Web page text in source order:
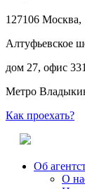
127106 Москва,
Алтуфьевское
дом 27, офис 331
Метро
Как проехать?
Об
О